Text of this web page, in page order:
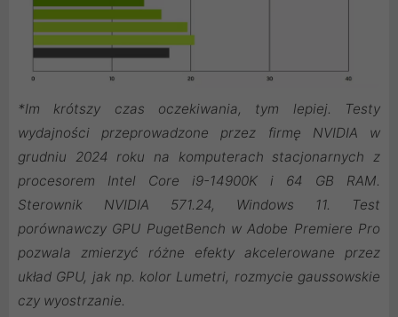
*Im krótszy czas oczekiwania, tym lepiej. Testy
wydajności przeprowadzone przez firmę NVIDIA w
grudniu 2024 roku na komputerach stacjonarnych z
procesorem Intel Core i9-14900K i 64 GB RAM.
Sterownik NVIDIA 571.24, Windows 11. Test
porównawczy GPU PugetBench w Adobe Premiere Pro
pozwala zmierzyć różne efekty akcelerowane przez
układ GPU, jak np. kolor Lumetri, rozmycie gaussowskie
czy wyostrzanie.